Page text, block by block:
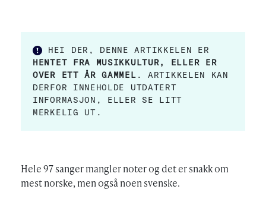
HEI DER, DENNE ARTIKKELEN ER
HENTET FRA MUSIKKULTUR, ELLER ER
OVER ETT ÅR GAMMEL . ARTIKKELEN KAN
DERFOR INNEHOLDE UTDATERT
INFORMASJON, ELLER SE LITT
MERKELIG UT.
Hele 97 sanger mangler noter og det er snakk om
mest norske, men også noen svenske.